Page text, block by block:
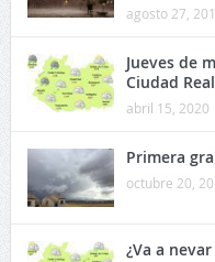
agosto 27,
Jueves de
Ciudad Real
abril 15, 2020
Primera
octubre 20,
¿Va a